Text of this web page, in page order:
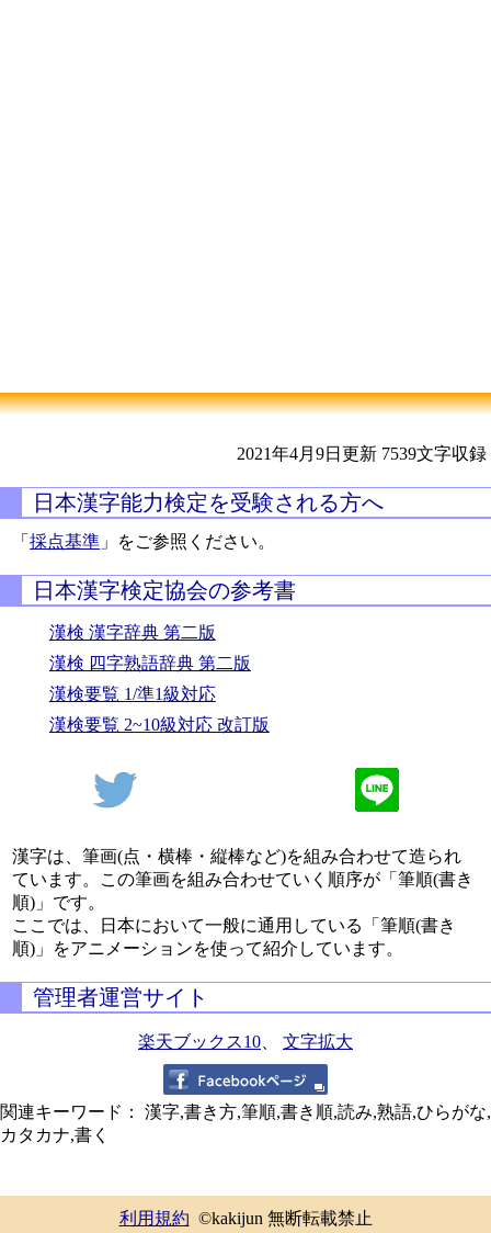
2021年4月9日更新 7539文字収録
日本漢字能力検定を受験される方へ
「採点基準 」をご参照ください。
日本漢字検定協会の参考書
漢検 漢字辞典 第二版
漢検 四字熟語辞典 第二版
漢検要覧 1/準1級対応
漢検要覧 2~10級対応 改訂版
漢字は、筆画(点・横棒・縦棒など)を組み合わせて造られ
ています。この筆画を組み合わせていく順序が「筆順(書き
順)」です。
ここでは、日本において一般に通用している「筆順(書き
順)」をアニメーションを使って紹介しています。
管理者運営サイト
楽天ブックス10 文字拡大
関連キーワード： 漢字,書き方,筆順,書き順,読み,熟語,ひらがな,
カタカナ,書く
利用規約 ©kakijun 無断転載禁止